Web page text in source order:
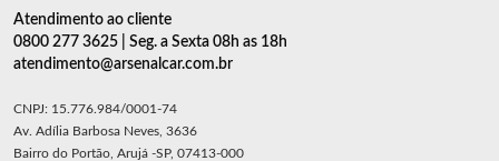
Atendimento ao cliente
0800 277 3625 | Seg. a Sexta 08h as 18h
atendimento@arsenalcar.com.br
CNPJ: 15.776.984/0001-74
Av. Adília Barbosa Neves, 3636
Bairro do Portão, Arujá -SP, 07413-000